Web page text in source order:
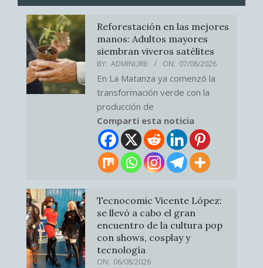
Reforestación en las mejores
manos: Adultos mayores
siembran viveros satélites
BY: ADMINURB ON: 07/08/2026
En La Matanza ya comenzó la
transformación verde con la
producción de
Comparti esta noticia
Tecnocomic Vicente López:
se llevó a cabo el gran
encuentro de la cultura pop
con shows, cosplay y
tecnología
ON: 06/08/2026